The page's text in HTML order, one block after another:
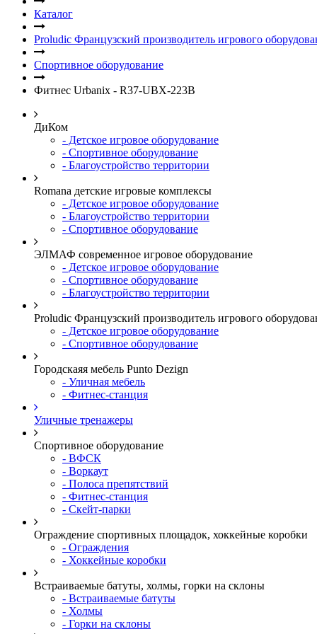
Каталог
Proludic Французский производитель игрового
Спортивное оборудование
Фитнес Urbanix - R37-UBX-223B
ДиКом
- Детское игровое оборудование
- Спортивное оборудование
- Благоустройство территории
Romana детские игровые комплексы
- Детское игровое оборудование
- Благоустройство территории
- Спортивное оборудование
ЭЛМАФ современное игровое оборудование
- Детское игровое оборудование
- Спортивное оборудование
- Благоустройство территории
Proludic Французский производитель игрового
- Детское игровое оборудование
- Спортивное оборудование
Городскаяя мебель Punto Dezign
- Уличная мебель
- Фитнес-станция
Уличные тренажеры
Спортивное оборудование
- ВФСК
- Воркаут
- Полоса препятствий
- Фитнес-станция
- Скейт-парки
Ограждение спортивных площадок, хоккейные коробки
- Ограждения
- Хоккейные коробки
Встраиваемые батуты, холмы, горки на склоны
- Встраиваемые батуты
- Холмы
- Горки на склоны